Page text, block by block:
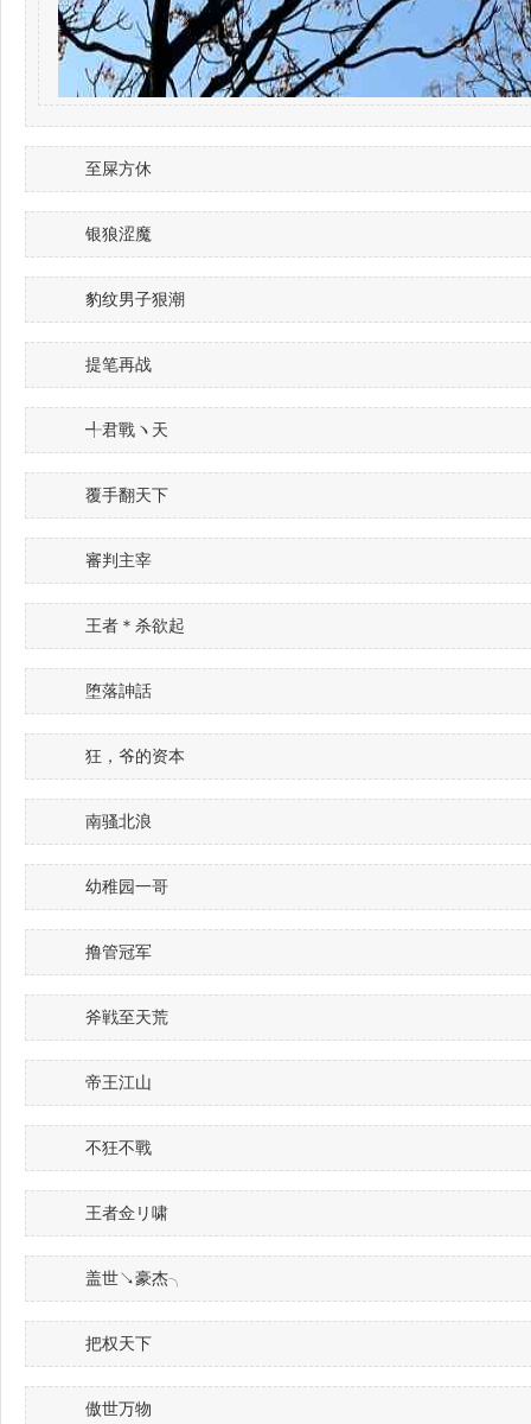
至屎方休
银狼涩魔
豹纹男子狠潮
提笔再战
╃君戰ヽ天
覆手翻天下
審判主宰
王者＊杀欲起
堕落訷話
狂，爷的资本
南骚北浪
幼稚园一哥
撸管冠军
斧戦至天荒
帝王江山
不狂不戰
王者佥リ啸
盖世↘豪杰╮
把权天下
傲世万物